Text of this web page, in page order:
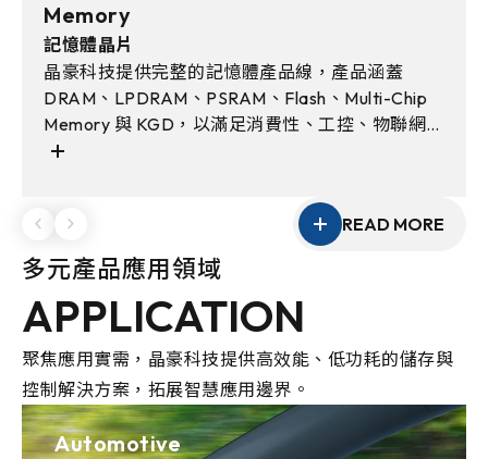
Memory
記憶體晶片
晶豪科技提供完整的記憶體產品線，產品涵蓋
DRAM、LPDRAM、PSRAM、Flash、Multi-Chip
Memory 與 KGD，以滿足消費性、工控、物聯網、
車用電子與AI邊緣運算等多元應用需求。且透過彈
READ MORE
多元產品應用領域
APPLICATION
聚焦應用實需，晶豪科技提供高效能、低功耗的儲存與
控制解決方案，拓展智慧應用邊界。
Automotive